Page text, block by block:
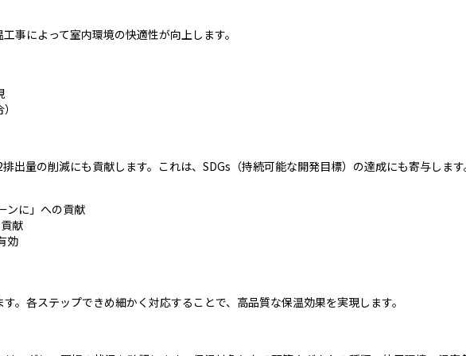
事によって室内環境の快適性が向上します。
出量の削減にも貢献します。これは、SDGs（持続可能な開発目標）の達成にも寄与しま
ンに」への貢献
献
効
。各ステップできめ細かく対応することで、高品質な保温効果を実現します。